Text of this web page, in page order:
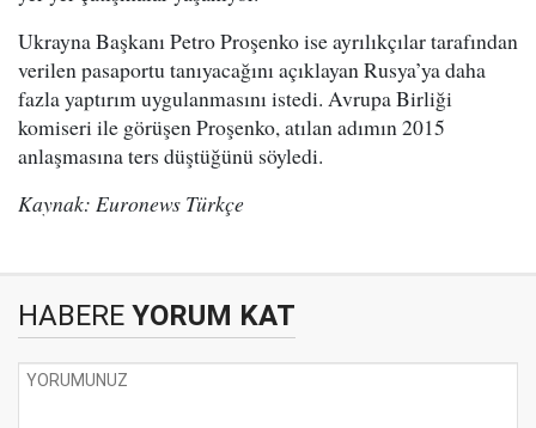
Ukrayna Başkanı Petro Proşenko ise ayrılıkçılar tarafından
verilen pasaportu tanıyacağını açıklayan Rusya’ya daha
fazla yaptırım uygulanmasını istedi. Avrupa Birliği
komiseri ile görüşen Proşenko, atılan adımın 2015
anlaşmasına ters düştüğünü söyledi.
Kaynak: Euronews Türkçe
HABERE YORUM KAT